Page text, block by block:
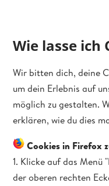
Wie lasse ich
Wir bitten dich, deine
um dein Erlebnis auf
möglich zu gestalten.
erklären, wie du dies
Cookies in Firefox
1. Klicke auf das Menü
der oberen rechten